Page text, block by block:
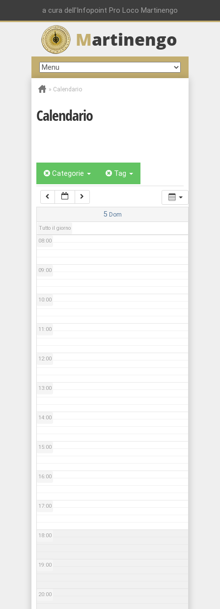
a cura dell'Infopoint Pro Loco Martinengo
Martinengo
» Calendario
Calendario
Categorie Tag
5 Dom
Tutto il giorno
01:00
02:00
03:00
04:00
08:00
09:00
10:00
11:00
12:00
13:00
14:00
15:00
16:00
17:00
18:00
19:00
20:00